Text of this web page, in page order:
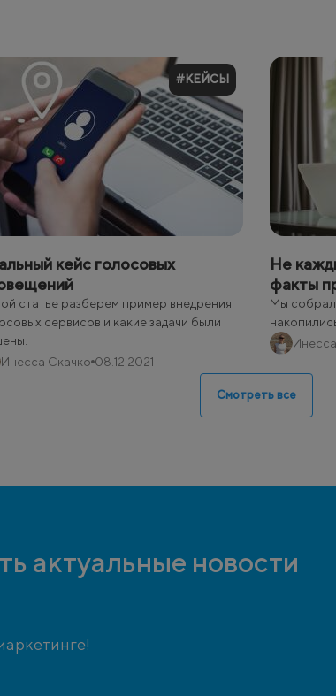
#КЕЙСЫ
кейc голосовых
статье разберем пример внедрения
сервисов и какие задачи были
Инесса Скачко 08.12.2021
Не
факты
Мы
Смотреть все
актуальные новости